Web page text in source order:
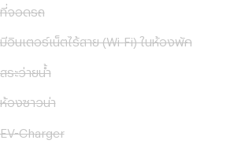
ที่จอดรถ
มีอินเตอร์เน็ตไร้สาย (Wi-Fi) ในห้องพัก
สระว่ายน้ำ
ห้องซาวน่า
EV-Charger